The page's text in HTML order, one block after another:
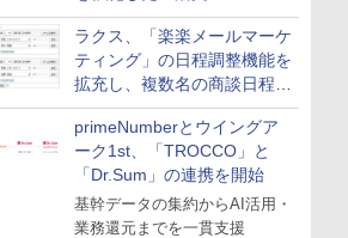
送信防止アドインサービス」
を提供
ラクス、「楽楽メールマーケ
ティング」の日程調整機能を
拡充し、複数名の商談日程調
整を効率化
primeNumberとウイングア
ーク1st、「TROCCO」と
「Dr.Sum」の連携を開始
基幹データの集約からAI活用・
業務還元までを一貫支援